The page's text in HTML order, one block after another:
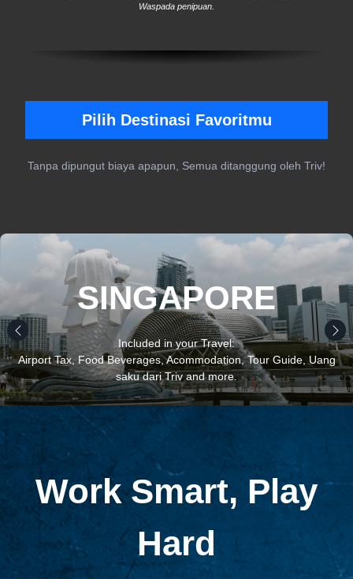
Waspada penipuan.
Pilih Destinasi Favoritmu
Tanpa dipungut biaya apapun, Semua ditanggung oleh Triv!
SINGAPORE
Included in your Travel:
Airport Tax, Food Beverages, Acommodation, Tour Guide, Uang
saku dari Triv and more.
Work Smart, Play
Hard